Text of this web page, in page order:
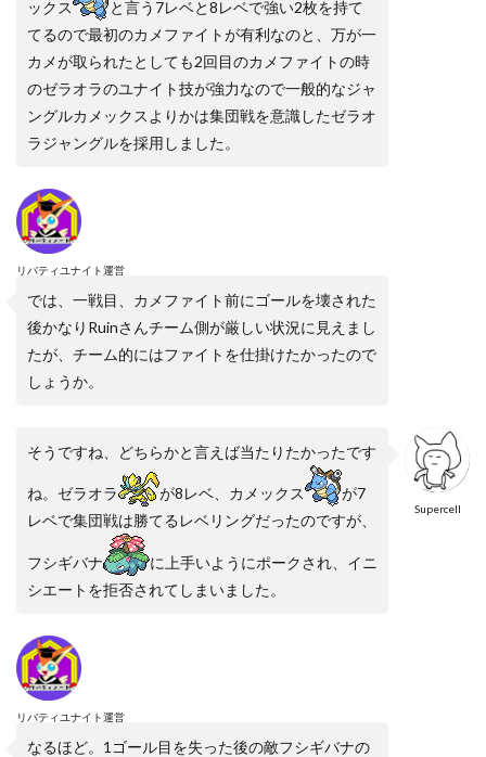
ックス
と言う7レベと8レベで強い2枚を持て
てるので最初のカメファイトが有利なのと、万が一
カメが取られたとしても2回目のカメファイトの時
のゼラオラのユナイト技が強力なので一般的なジャ
ングルカメックスよりかは集団戦を意識したゼラオ
ラジャングルを採用しました。
リバティユナイト運営
では、一戦目、カメファイト前にゴールを壊された
後かなりRuinさんチーム側が厳しい状況に見えまし
たが、チーム的にはファイトを仕掛けたかったので
しょうか。
Supercell
そうですね、どちらかと言えば当たりたかったです
ね。ゼラオラ が8レベ、カメックス
が7
レベで集団戦は勝てるレベリングだったのですが、
フシギバナ
に上手いようにポークされ、イニ
シエートを拒否されてしまいました。
リバティユナイト運営
なるほど。1ゴール目を失った後の敵フシギバナの